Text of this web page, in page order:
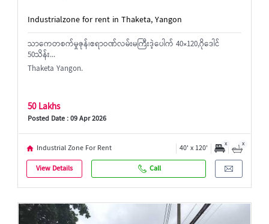
Industrialzone for rent in Thaketa, Yangon
သာကေတစက်မှုဇုန်၊ဧရာဝဏ်လမ်းမကြီးဒဲ့ပေါက် 40×120,ဂိုဒေါင်
50သိန်း...
Thaketa Yangon.
50 Lakhs
Posted Date : 09 Apr 2026
Industrial Zone For Rent 40' x 120' x x
View Details Call